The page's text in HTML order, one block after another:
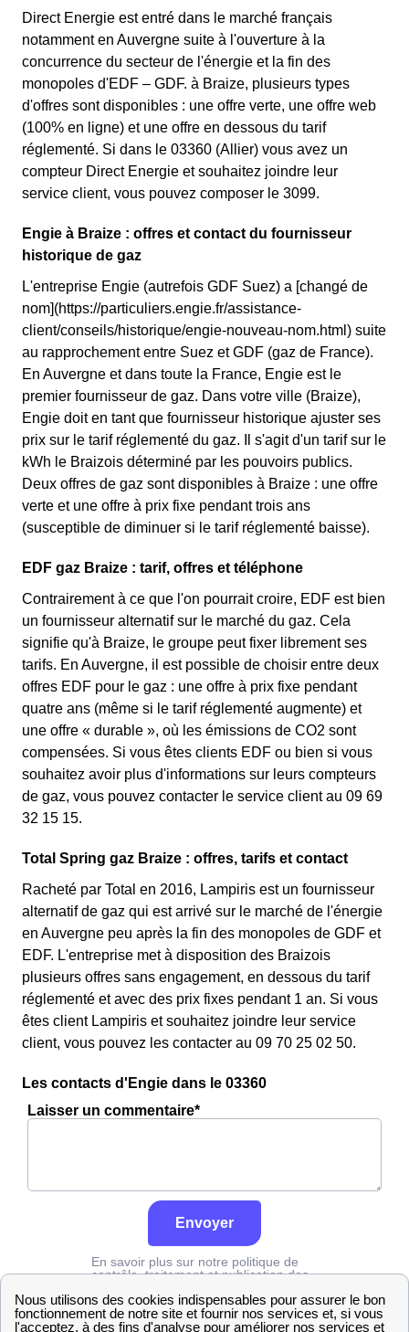
Direct Energie est entré dans le marché français
notamment en Auvergne suite à l'ouverture à la
concurrence du secteur de l'énergie et la fin des
monopoles d'EDF – GDF. à Braize, plusieurs types
d'offres sont disponibles : une offre verte, une offre web
(100% en ligne) et une offre en dessous du tarif
réglementé. Si dans le 03360 (Allier) vous avez un
compteur Direct Energie et souhaitez joindre leur
service client, vous pouvez composer le 3099.
Engie à Braize : offres et contact du fournisseur
historique de gaz
L'entreprise Engie (autrefois GDF Suez) a [changé de
nom](https://particuliers.engie.fr/assistance-
client/conseils/historique/engie-nouveau-nom.html) suite
au rapprochement entre Suez et GDF (gaz de France).
En Auvergne et dans toute la France, Engie est le
premier fournisseur de gaz. Dans votre ville (Braize),
Engie doit en tant que fournisseur historique ajuster ses
prix sur le tarif réglementé du gaz. Il s'agit d'un tarif sur le
kWh le Braizois déterminé par les pouvoirs publics.
Deux offres de gaz sont disponibles à Braize : une offre
verte et une offre à prix fixe pendant trois ans
(susceptible de diminuer si le tarif réglementé baisse).
EDF gaz Braize : tarif, offres et téléphone
Contrairement à ce que l'on pourrait croire, EDF est bien
un fournisseur alternatif sur le marché du gaz. Cela
signifie qu'à Braize, le groupe peut fixer librement ses
tarifs. En Auvergne, il est possible de choisir entre deux
offres EDF pour le gaz : une offre à prix fixe pendant
quatre ans (même si le tarif réglementé augmente) et
une offre « durable », où les émissions de CO2 sont
compensées. Si vous êtes clients EDF ou bien si vous
souhaitez avoir plus d'informations sur leurs compteurs
de gaz, vous pouvez contacter le service client au 09 69
32 15 15.
Total Spring gaz Braize : offres, tarifs et contact
Racheté par Total en 2016, Lampiris est un fournisseur
alternatif de gaz qui est arrivé sur le marché de l'énergie
en Auvergne peu après la fin des monopoles de GDF et
EDF. L'entreprise met à disposition des Braizois
plusieurs offres sans engagement, en dessous du tarif
réglementé et avec des prix fixes pendant 1 an. Si vous
êtes client Lampiris et souhaitez joindre leur service
client, vous pouvez les contacter au 09 70 25 02 50.
Les contacts d'Engie dans le 03360
Laisser un commentaire*
Envoyer
En savoir plus sur notre politique de
contrôle, traitement et publication des